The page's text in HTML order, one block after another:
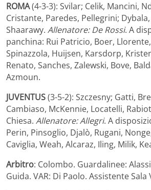
ROMA(4-3-3): Svilar; Celik, Mancini,
Cristante, Paredes, Pellegrini; Dybala,
Shaarawy. Allenatore: De Rossi. A
panchina: Rui Patricio, Boer,
Spinazzola, Huijsen, Karsdorp,
Renato, Sanches, Zalewski, Bove,
Azmoun.
JUVENTUS(3-5-2): Szczesny; Gatti,
Cambiaso, McKennie, Locatelli,
Chiesa. Allenatore: Allegri. A
Perin, Pinsoglio, Djalò, Rugani,
Caviglia, Weah, Alcaraz, Iling, Milik,
Arbitro: Colombo. Guardalinee:
Guida. VAR: Di Paolo. Assistente Sala